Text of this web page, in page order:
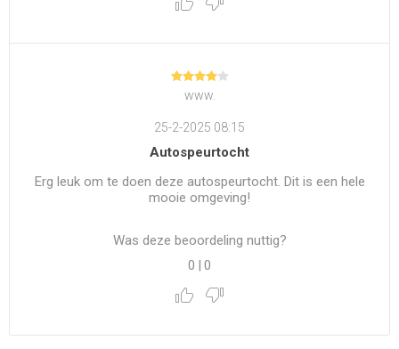
www.
25-2-2025 08:15
Autospeurtocht
Erg leuk om te doen deze autospeurtocht. Dit is een hele
mooie omgeving!
Was deze beoordeling nuttig?
0
0